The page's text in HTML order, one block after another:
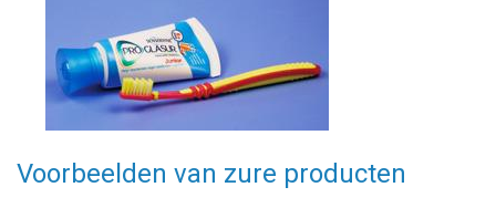
Voorbeelden van zure producten